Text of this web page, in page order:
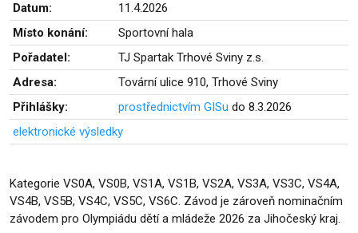
Datum:
11.4.2026
Místo konání:
Sportovní hala
Pořadatel:
TJ Spartak Trhové Sviny z.s.
Adresa:
Tovární ulice 910, Trhové Sviny
Přihlášky:
prostřednictvím GISu do 8.3.2026
elektronické výsledky
Kategorie VS0A, VS0B, VS1A, VS1B, VS2A, VS3A, VS3C, VS4A,
VS4B, VS5B, VS4C, VS5C, VS6C. Závod je zároveň nominačním
závodem pro Olympiádu dětí a mládeže 2026 za Jihočeský kraj.